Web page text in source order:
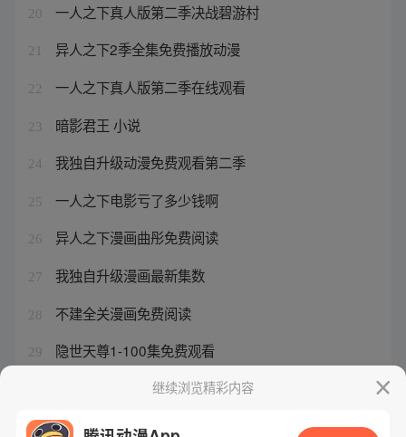
20 一人之下真人版第二季决战碧游村
21 异人之下2季全集免费播放动漫
22 一人之下真人版第二季在线观看
23 暗影君王 小说
24 我独自升级动漫免费观看第二季
25 一人之下电影亏了多少钱啊
26 异人之下漫画曲彤免费阅读
27 我独自升级漫画最新集数
28 不建全关漫画免费阅读
29 隐世天尊1-100集免费观看
继续浏览精彩内容